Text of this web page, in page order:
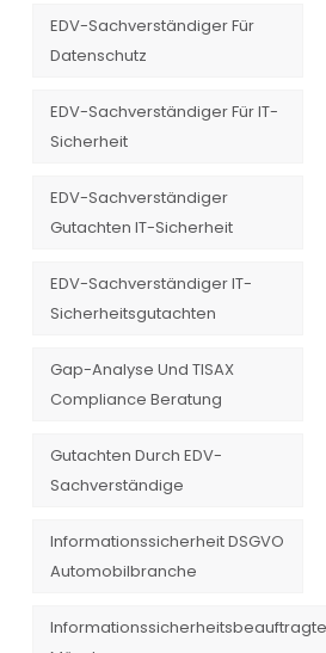
EDV-Sachverständiger Für
Datenschutz
EDV-Sachverständiger Für IT-
Sicherheit
EDV-Sachverständiger
Gutachten IT-Sicherheit
EDV-Sachverständiger IT-
Sicherheitsgutachten
Gap-Analyse Und TISAX
Compliance Beratung
Gutachten Durch EDV-
Sachverständige
Informationssicherheit DSGVO
Automobilbranche